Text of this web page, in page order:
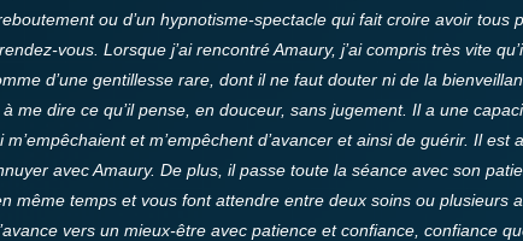
ou d’un hypnotisme-spectacle qui fait croire avoir tous
vous. Lorsque j’ai rencontré Amaury, j’ai compris très vite
d’une gentillesse rare, dont il ne faut douter ni de la
me dire ce qu’il pense, en douceur, sans jugement. Il a une
et m’empêchent d’avancer et ainsi de guérir. Il est
avec Amaury. De plus, il passe toute la séance avec son
même temps et vous font attendre entre deux soins ou plusieurs
vers un mieux-être avec patience et confiance, confiance